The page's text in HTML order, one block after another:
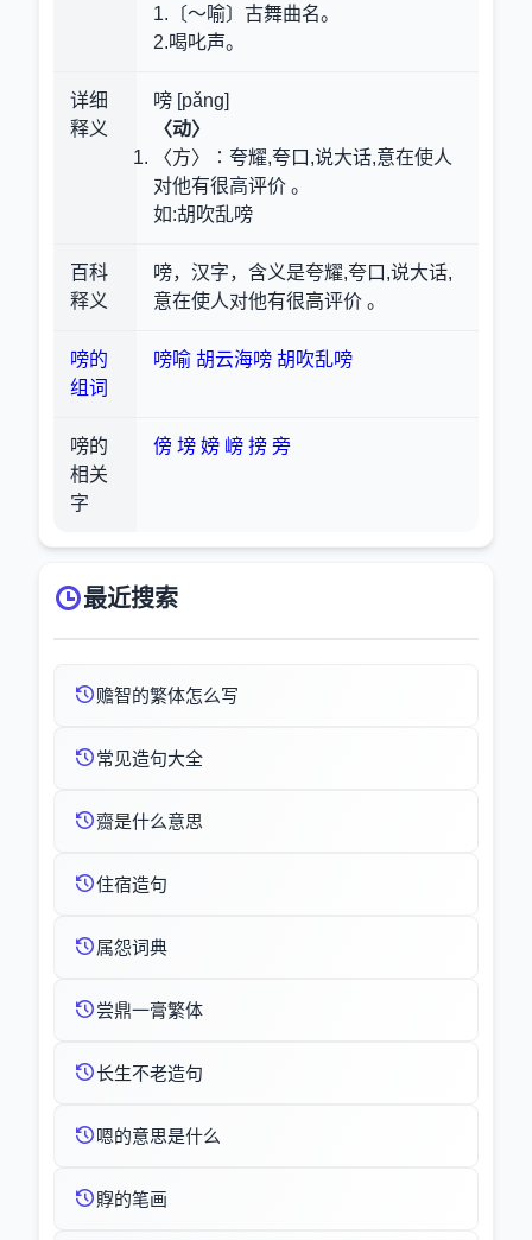
1.〔～喻〕古舞曲名。
2.喝叱声。
详细
释义
嗙 [pǎng]
〈动〉
〈方〉∶夸耀,夸口,说大话,意在使人
对他有很高评价 。
如:胡吹乱嗙
百科
释义
嗙，汉字，含义是夸耀,夸口,说大话,
意在使人对他有很高评价 。
嗙的
组词
嗙喻 胡云海嗙 胡吹乱嗙
嗙的
相关
字
傍 塝 嫎 嵭 搒 旁
最近搜索
赡智的繁体怎么写
常见造句大全
齌是什么意思
住宿造句
属怨词典
尝鼎一膏繁体
长生不老造句
嗯的意思是什么
賯的笔画